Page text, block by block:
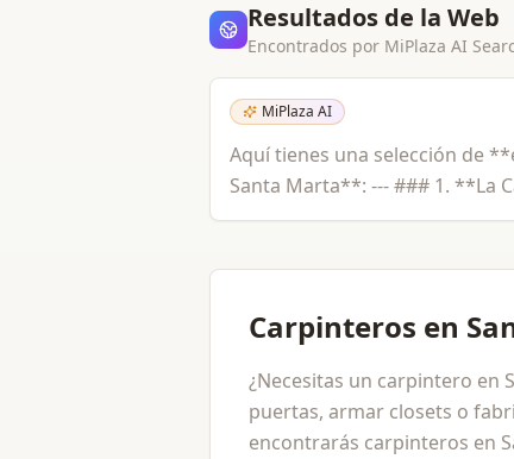
Resultados de la Web
Encontrados por MiPlaza AI
MiPlaza AI
Aquí tienes una selección de
Santa Marta**: --- ### 1. **La
Carpinteros en
¿Necesitas un carpintero en
puertas, armar closets o
encontrarás carpinteros en